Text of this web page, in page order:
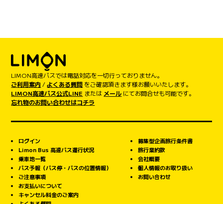
LIMON高速バスでは電話対応を一切行っておりません。
ご利用案内 /よくある質問をご確認頂きます様お願いいたします。
LIMON高速バス公式LINE または メール にてお問合せも可能です。
忘れ物のお問い合わせはコチラ
ログイン
Limon Bus 高速バス運行状況
乗車地一覧
バス予報（バス停・バスの位置情報）
ご注意事項
お支払いについて
キャンセル料金のご案内
募集型企画旅行条件書
旅行業約款
会社概要
個人情報のお取り扱い
お問い合わせ